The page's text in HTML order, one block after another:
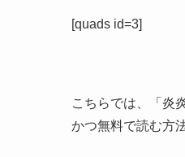
[quads id=3]
こちらでは、「炎
かつ無料で読む方